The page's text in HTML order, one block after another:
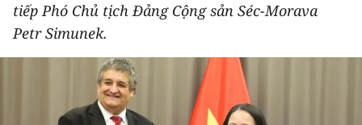
THẾ GIỚI
THỂ THAO
tiếp Phó Chủ tịch Đảng Cộng sản Séc-Morava
Petr Simunek.